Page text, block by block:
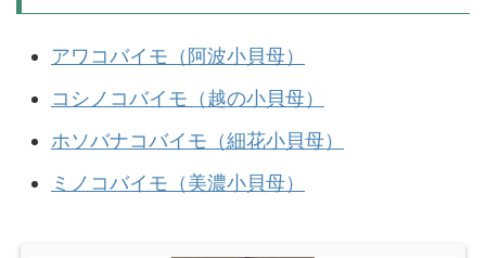
アワコバイモ（阿波小貝母）
コシノコバイモ（越の小貝母）
ホソバナコバイモ（細花小貝母）
ミノコバイモ（美濃小貝母）